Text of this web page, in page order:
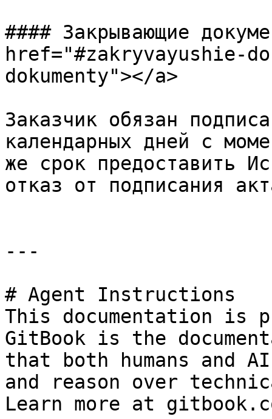
#### Закрывающие
href="#zakryvayushie-
dokumenty"></a>
Заказчик обязан
календарных дней с
же срок предоставить
отказ от подписания
---
# Agent Instructions
This documentation is
GitBook is the
that both humans and
and reason over
Learn more at